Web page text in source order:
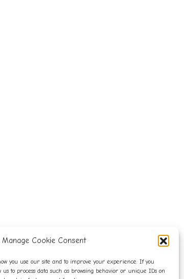
Manage Cookie Consent
you use our site and to improve your experience. If you
us to process data such as browsing behavior or unique IDs on